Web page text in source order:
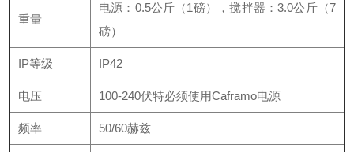
重量
电源：0.5公斤（1磅），搅拌器：3.0公斤（7
磅）
IP等级 IP42
电压 100-240伏特必须使用Caframo电源
频率 50/60赫兹